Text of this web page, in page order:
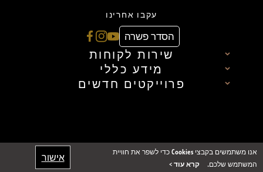
פרוייקטים חדשים
מידע כללי
שירות לקוחות
עקבו אחרינו
הסדר פשרה
אנו משתמשים בקבצי Cookies כדי לשפר את חוויית
המשתמש שלכם.
קרא עוד >
אישור